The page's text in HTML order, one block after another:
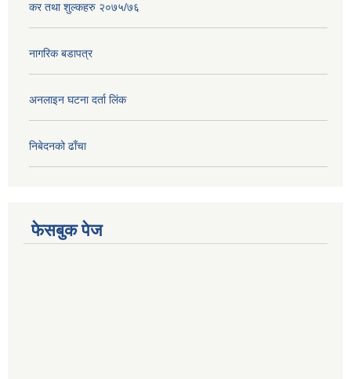
कर तथा शुल्कहरु २०७५/७६
नागरिक बडापत्र
अनलाइन घटना दर्ता लिंक
निबेदनको ढाँचा
फेसबुक पेज